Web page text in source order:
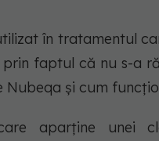
în tratamentul
faptul că nu s-a
și cum
aparține unei